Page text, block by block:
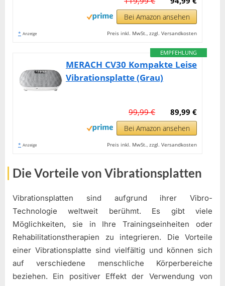
Bei Amazon ansehen
* Anzeige Preis inkl. MwSt., zzgl. Versandkosten
EMPFEHLUNG
MERACH CV30 Kompakte Leise
Vibrationsplatte (Grau)
89,99 €
99,99 €
Bei Amazon ansehen
* Anzeige Preis inkl. MwSt., zzgl. Versandkosten
Die Vorteile von Vibrationsplatten
Vibrationsplatten sind aufgrund ihrer Vibro-
Technologie weltweit berühmt. Es gibt viele
Möglichkeiten, sie in Ihre Trainingseinheiten oder
Rehabilitationstherapien zu integrieren. Die Vorteile
einer Vibrationsplatte sind vielfältig und können sich
auf verschiedene menschliche Körperbereiche
beziehen. Ein positiver Effekt der Verwendung von